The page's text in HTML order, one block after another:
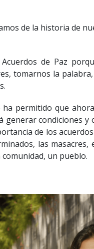
de la historia de
de Paz
tomarnos la
permitido que
condiciones y
de los
las
un pueblo.